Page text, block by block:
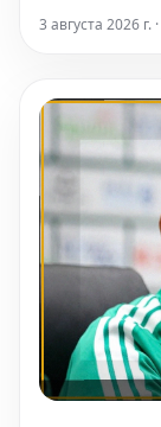
мать. Она
3 августа 2026